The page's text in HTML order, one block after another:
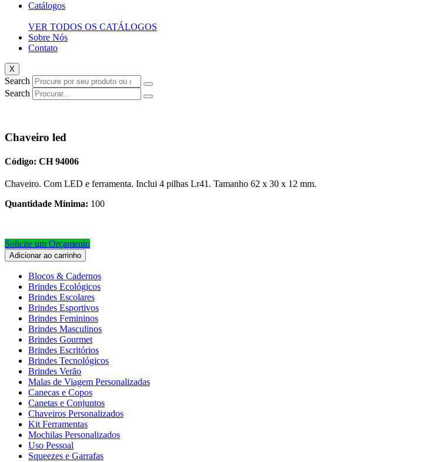
Catálogos
VER TODOS OS CATÁLOGOS
Sobre Nós
Contato
X
Search
Search
Chaveiro led
Código: CH 94006
Chaveiro. Com LED e ferramenta. Inclui 4 pilhas Lr41. Tamanho 62 x 30 x 12 mm.
Quantidade Mínima: 100
Solicite um Orçamento
Adicionar ao carrinho
Blocos & Cadernos
Brindes Ecológicos
Brindes Escolares
Brindes Esportivos
Brindes Femininos
Brindes Masculinos
Brindes Gourmet
Brindes Escritórios
Brindes Tecnológicos
Brindes Verão
Malas de Viagem Personalizadas
Canecas e Copos
Canetas e Conjuntos
Chaveiros Personalizados
Kit Ferramentas
Mochilas Personalizados
Uso Pessoal
Squeezes e Garrafas